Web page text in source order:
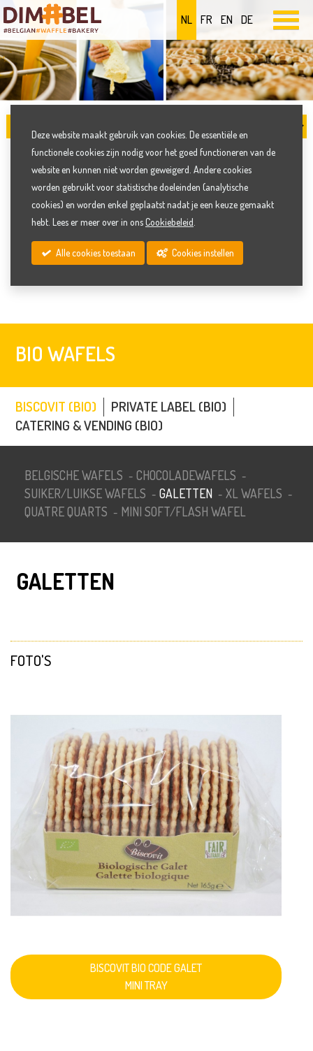
NL FR EN DE
BIO WAFELS
Wafelbakkerij Dimabel is dé specialist in Europa in de
Alle biologische wafels zijn gecertificeerd door
BIO WAFELS
BISCOVIT (BIO)
PRIVATE LABEL (BIO)
CATERING & VENDING (BIO)
BELGISCHE WAFELS - CHOCOLADEWAFELS -
SUIKER/LUIKSE WAFELS - GALETTEN - XL WAFELS -
QUATRE QUARTS - MINI SOFT/FLASH WAFEL
GALETTEN
FOTO'S
BISCOVIT BIO CODE GALET
MINI TRAY
Deze website maakt gebruik van cookies. De essentiële en
functionele cookies zijn nodig voor het goed functioneren van de
website en kunnen niet worden geweigerd. Andere cookies
worden gebruikt voor statistische doeleinden (analytische
cookies) en worden enkel geplaatst nadat je een keuze gemaakt
hebt. Lees er meer over in onsCookiebeleid
Alle cookies toestaan Cookies instellen